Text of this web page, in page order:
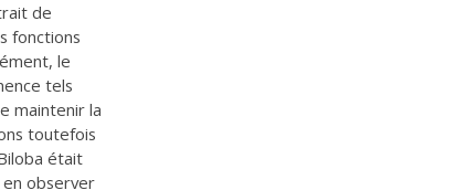
de
fonctions
le
tels
maintenir la
toutefois
était
observer